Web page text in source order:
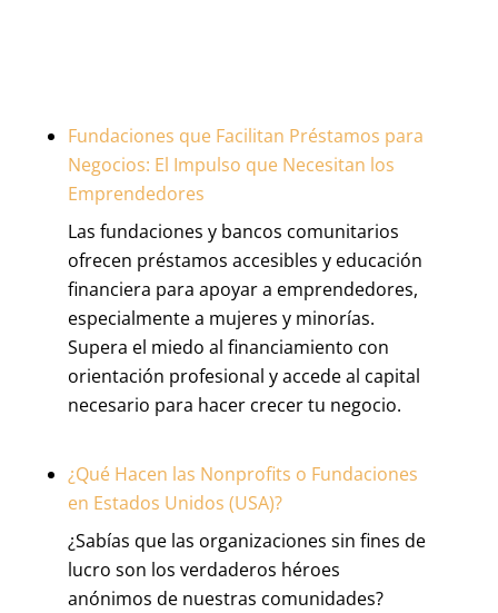
Fundaciones que Facilitan Préstamos para
Negocios: El Impulso que Necesitan los
Emprendedores
Las fundaciones y bancos comunitarios
ofrecen préstamos accesibles y educación
financiera para apoyar a emprendedores,
especialmente a mujeres y minorías.
Supera el miedo al financiamiento con
orientación profesional y accede al capital
necesario para hacer crecer tu negocio.
¿Qué Hacen las Nonprofits o Fundaciones
en Estados Unidos (USA)?
¿Sabías que las organizaciones sin fines de
lucro son los verdaderos héroes
anónimos de nuestras comunidades?